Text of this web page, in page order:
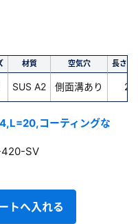
材質 空気穴 長さ
SUS A2 側面溝あり 20
コーティングな
SV
トへ入れる